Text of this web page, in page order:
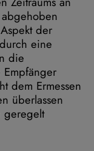
der
eine
die
dem Ermessen
überlassen
geregelt